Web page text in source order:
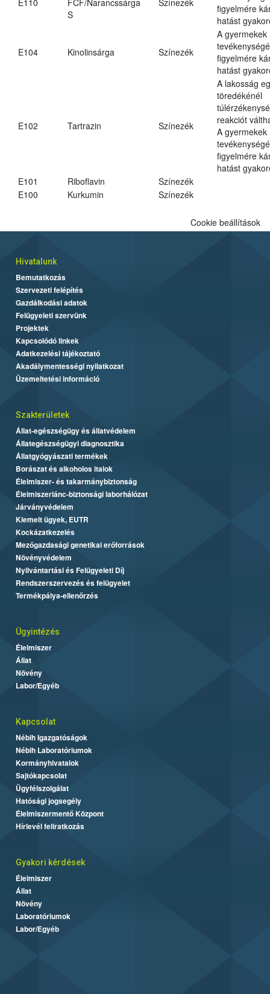
S
figyelmére
hatást
E104 Kinolinsárga Színezék
A gyermekek
figyelmére
hatást
E102 Tartrazin Színezék
A lakosság
töredékénél
reakciót
A gyermekek
figyelmére
hatást
E101
Riboflavin
Színezék
E100
Kurkumin Színezék
Cookie beállítások
Hivatalunk
Bemutatkozás
Szervezeti felépítés
Gazdálkodási adatok
Felügyeleti szervünk
Projektek
Kapcsolódó linkek
Adatkezelési tájékoztató
Akadálymentességi nyilatkozat
Üzemeltetési információ
Szakterületek
Állat-egészségügy és állatvédelem
Állategészségügyi diagnosztika
Állatgyógyászati termékek
Borászat és alkoholos italok
Élelmiszer- és takarmánybiztonság
Élelmiszerlánc-biztonsági laborhálózat
Járványvédelem
Kiemelt ügyek, EUTR
Kockázatkezelés
Mezőgazdasági genetikai erőforrások
Növényvédelem
Nyilvántartási és Felügyeleti Díj
Rendszerszervezés és felügyelet
Termékpálya-ellenőrzés
Ügyintézés
Élelmiszer
Állat
Növény
Labor/Egyéb
Kapcsolat
Nébih Igazgatóságok
Nébih Laboratóriumok
Kormányhivatalok
Sajtókapcsolat
Ügyfélszolgálat
Hatósági jogsegély
Élelmiszermentő Központ
Hírlevél feliratkozás
Gyakori kérdések
Élelmiszer
Állat
Növény
Laboratóriumok
Labor/Egyéb